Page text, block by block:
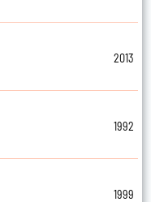
2013
1992
1999